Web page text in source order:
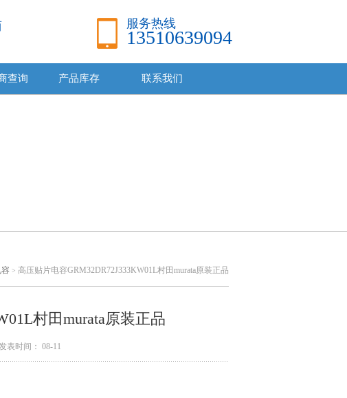
服务热线
13510639094
查询 产品库存 联系我们
> 高压贴片电容GRM32DR72J333KW01L村田murata原装正品
村田murata原装正品
表时间： 08-11